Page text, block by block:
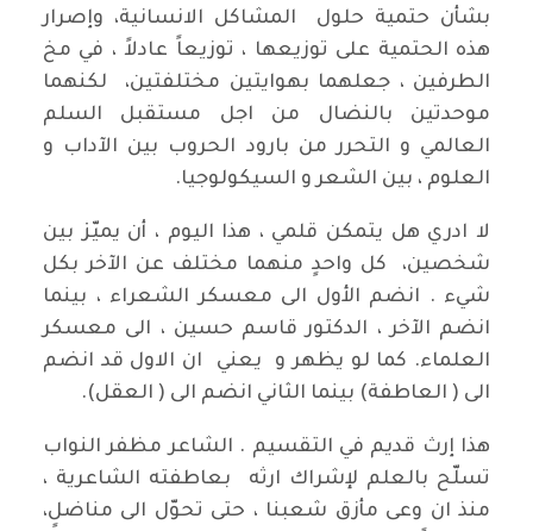
بشأن حتمية حلول المشاكل الانسانية، وإصرار
هذه الحتمية على توزيعها ، توزيعاً عادلاً ، في مخ
الطرفين ، جعلهما بهوايتين مختلفتين، لكنهما
موحدتين بالنضال من اجل مستقبل السلم
العالمي و التحرر من بارود الحروب بين الآداب و
العلوم ، بين الشعر و السيكولوجيا.
لا ادري هل يتمكن قلمي ، هذا اليوم ، أن يميّز بين
شخصين، كل واحدٍ منهما مختلف عن الآخر بكل
شيء . انضم الأول الى معسكر الشعراء ، بينما
انضم الآخر ، الدكتور قاسم حسين ، الى معسكر
العلماء. كما لو يظهر و يعني ان الاول قد انضم
الى ( العاطفة) بينما الثاني انضم الى ( العقل).
هذا إرث قديم في التقسيم . الشاعر مظفر النواب
تسلّح بالعلم لإشراك ارثه بعاطفته الشاعرية ،
منذ ان وعى مأزق شعبنا ، حتى تحوّل الى مناضلٍ،